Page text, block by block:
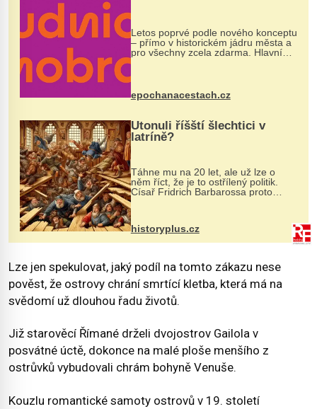
Letos poprvé podle nového konceptu
– přímo v historickém jádru města a
pro všechny zcela zdarma. Hlavní
program se odehraje na Karlově a
mohou těšit na víno, burčák, pes...
epochanacestach.cz
Utonuli říšští šlechtici v
latríně?
Táhne mu na 20 let, ale už lze o
něm říct, že je to ostřílený politik.
Císař Fridrich Barbarossa proto
posílá svého syna a dědice Jindřicha
VI. do Erfurtu, aby se stal
prostředníkem při řešení sporu m...
historyplus.cz
Lze jen spekulovat, jaký podíl na tomto zákazu nese
pověst, že ostrovy chrání smrtící kletba, která má na
svědomí už dlouhou řadu životů.
Již starověcí Římané drželi dvojostrov Gailola v
posvátné úctě, dokonce na malé ploše menšího z
ostrůvků vybudovali chrám bohyně Venuše.
Kouzlu romantické samoty ostrovů v 19. století